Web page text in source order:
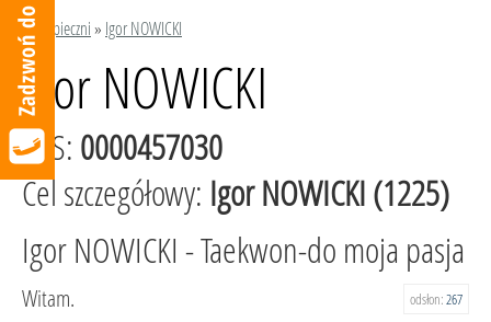
Podopieczni» Igor NOWICKI
Igor NOWICKI
KRS: 0000457030
Cel szczegółowy: Igor NOWICKI (1225)
Igor NOWICKI - Taekwon-do moja pasja
odsłon:267
Witam.